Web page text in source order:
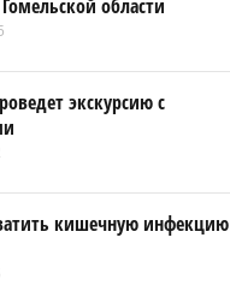
области
экскурсию с
кишечную инфекцию